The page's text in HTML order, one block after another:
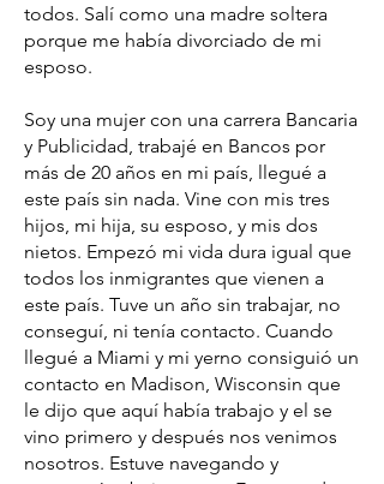
todos. Salí como una madre soltera
porque me había divorciado de mi
esposo.
Soy una mujer con una carrera Bancaria
y Publicidad, trabajé en Bancos por
más de 20 años en mi país, llegué a
este país sin nada. Vine con mis tres
hijos, mi hija, su esposo, y mis dos
nietos. Empezó mi vida dura igual que
todos los inmigrantes que vienen a
este país. Tuve un año sin trabajar, no
conseguí, ni tenía contacto. Cuando
llegué a Miami y mi yerno consiguió un
contacto en Madison, Wisconsin que
le dijo que aquí había trabajo y el se
vino primero y después nos venimos
nosotros. Estuve navegando y